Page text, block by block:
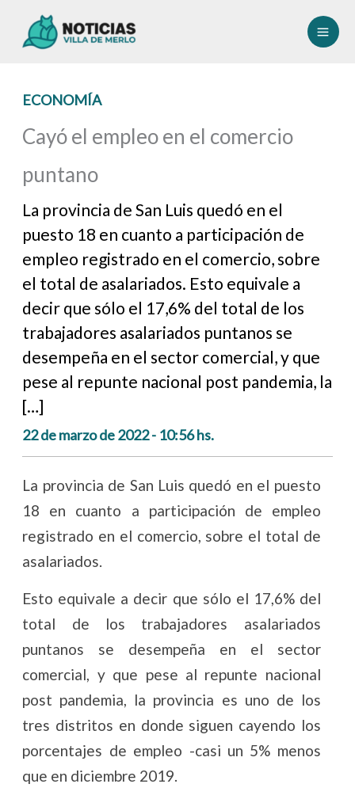
ECONOMÍA
Cayó el empleo en el comercio
puntano
La provincia de San Luis quedó en el
puesto 18 en cuanto a participación de
empleo registrado en el comercio, sobre
el total de asalariados. Esto equivale a
decir que sólo el 17,6% del total de los
trabajadores asalariados puntanos se
desempeña en el sector comercial, y que
pese al repunte nacional post pandemia, la
[…]
22 de marzo de 2022 - 10:56 hs.
La provincia de San Luis quedó en el puesto
18 en cuanto a participación de empleo
registrado en el comercio, sobre el total de
asalariados.
Esto equivale a decir que sólo el 17,6% del
total de los trabajadores asalariados
puntanos se desempeña en el sector
comercial, y que pese al repunte nacional
post pandemia, la provincia es uno de los
tres distritos en donde siguen cayendo los
porcentajes de empleo -casi un 5% menos
que en diciembre 2019.